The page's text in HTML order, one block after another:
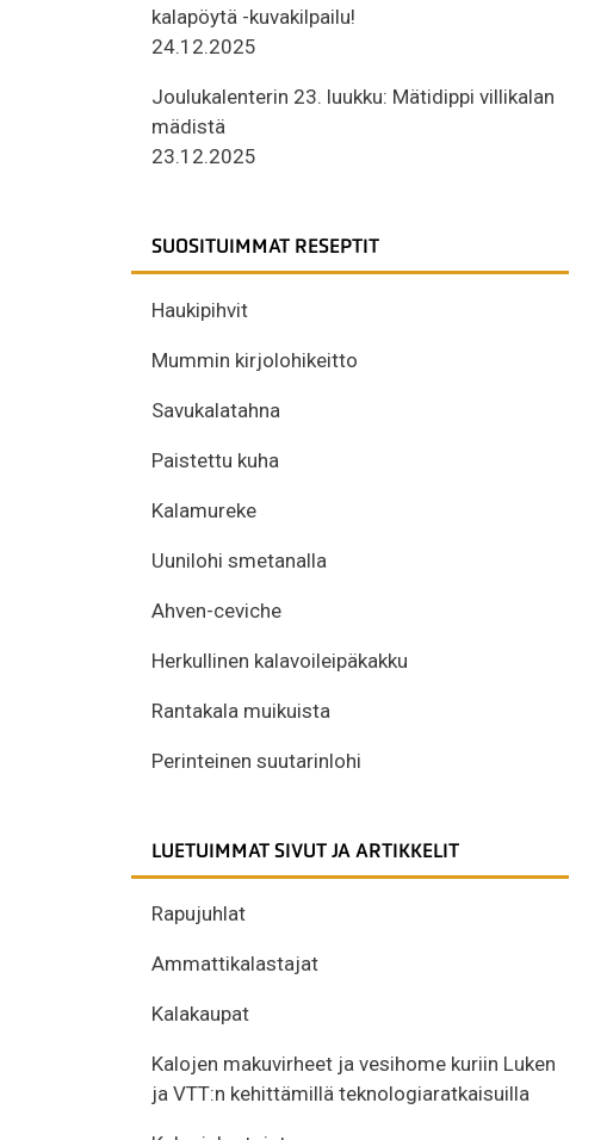
kalapöytä -kuvakilpailu!
24.12.2025
Joulukalenterin 23. luukku: Mätidippi villikalan
mädistä
23.12.2025
SUOSITUIMMAT RESEPTIT
Haukipihvit
Mummin kirjolohikeitto
Savukalatahna
Paistettu kuha
Kalamureke
Uunilohi smetanalla
Ahven-ceviche
Herkullinen kalavoileipäkakku
Rantakala muikuista
Perinteinen suutarinlohi
LUETUIMMAT SIVUT JA ARTIKKELIT
Rapujuhlat
Ammattikalastajat
Kalakaupat
Kalojen makuvirheet ja vesihome kuriin Luken
ja VTT:n kehittämillä teknologiaratkaisuilla